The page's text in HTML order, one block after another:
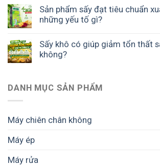
Sản phẩm sấy đạt tiêu chuẩn
những yếu tố gì?
Sấy khô có giúp giảm tổn thất
không?
DANH MỤC SẢN PHẨM
Máy chiên chân không
Máy ép
Máy rửa